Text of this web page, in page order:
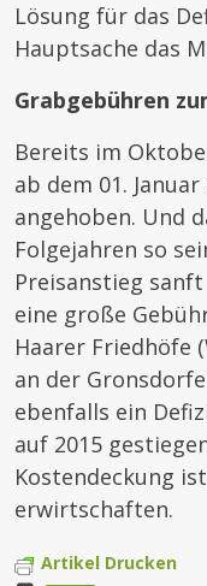
Lösung für das
Hauptsache das
Grabgebühren
Bereits im
ab dem 01.
angehoben. Und
Folgejahren so
Preisanstieg
eine große
Haarer Friedhöfe
an der
ebenfalls ein
auf 2015
Kostendeckung
erwirtschaften.
Artikel Drucken